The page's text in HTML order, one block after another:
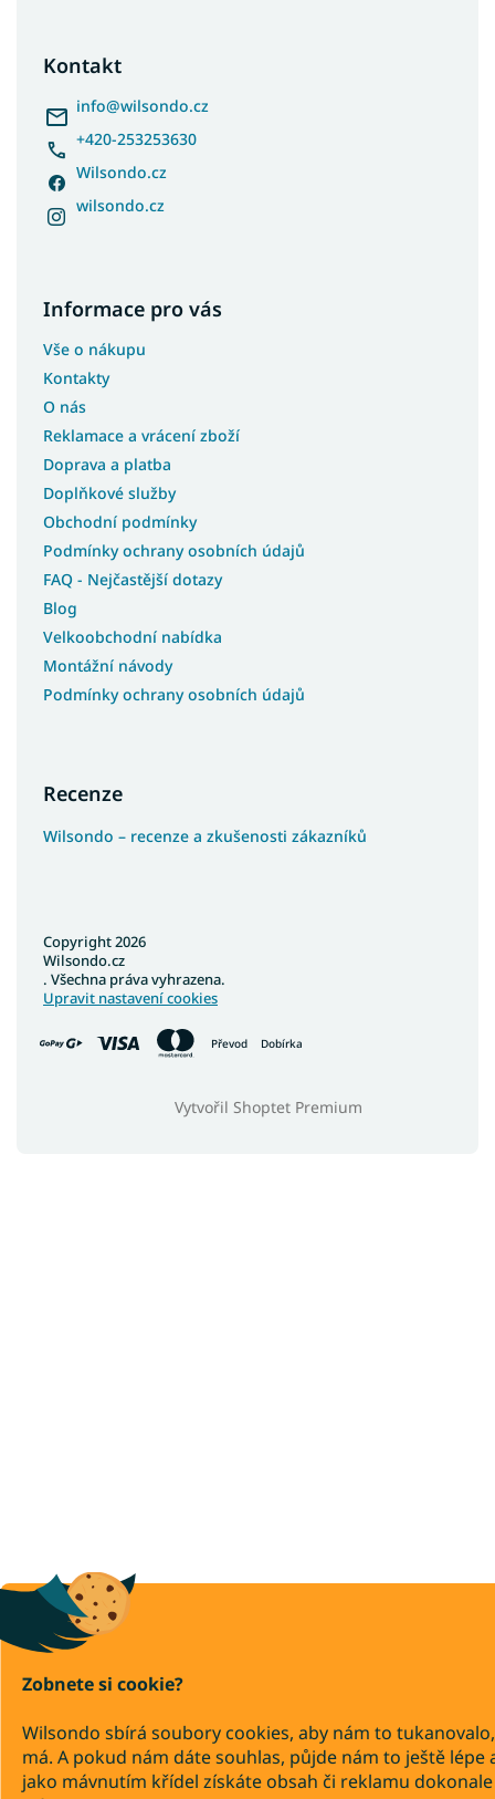
Zobnete si cookie?
Wilsondo sbírá soubory cookies, aby nám to
má. A pokud nám dáte souhlas, půjde nám to ještě lépe
jako mávnutím křídel získáte obsah či reklamu
Kontakt
info@wilsondo.cz
+420-253253630
Wilsondo.cz
wilsondo.cz
Informace pro vás
Vše o nákupu
Kontakty
O nás
Reklamace a vrácení zboží
Doprava a platba
Doplňkové služby
Obchodní podmínky
Podmínky ochrany osobních údajů
FAQ - Nejčastější dotazy
Blog
Velkoobchodní nabídka
Montážní návody
Podmínky ochrany osobních údajů
Recenze
Wilsondo – recenze a zkušenosti zákazníků
Převod Dobírka
Vytvořil Shoptet Premium
Copyright 2026
Wilsondo.cz
. Všechna práva vyhrazena.
Upravit nastavení cookies